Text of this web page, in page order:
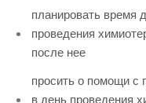
планировать время
проведения
после нее
просить о помощи с
в день проведения